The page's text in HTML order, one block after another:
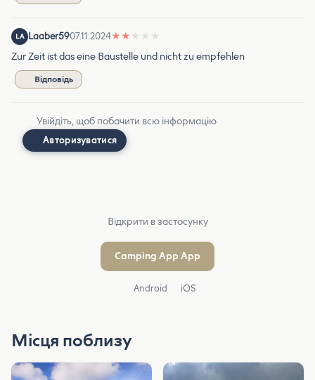
LA Laaber5907.11.2024★ ★ ★ ★ ★
Zur Zeit ist das eine Baustelle und nicht zu empfehlen
Відповідь
Увійдіть, щоб побачити всю інформацію
Авторизуватися
Відкрити в застосунку
Camping App App
Android iOS
Місця поблизу